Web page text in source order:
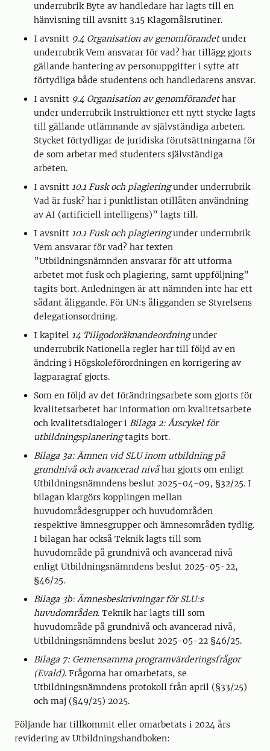
underrubrik Byte av handledare har lagts till en
hänvisning till avsnitt 3.15 Klagomålsrutiner.
I avsnitt 9.4 Organisation av genomförandetunder
underrubrik Vem ansvarar för vad? har tillägg gjorts
gällande hantering av personuppgifter i syfte att
förtydliga både studentens och handledarens ansvar.
I avsnitt 9.4 Organisation av genomförandethar
under underrubrik Instruktioner ett nytt stycke lagts
till gällande utlämnande av självständiga arbeten.
Stycket förtydligar de juridiska förutsättningarna för
de som arbetar med studenters självständiga
arbeten.
I avsnitt 10.1 Fusk och plagieringunder underrubrik
Vad är fusk? har i punktlistan otillåten användning
av AI (artificiell intelligens)” lagts till.
I avsnitt 10.1 Fusk och plagieringunder underrubrik
Vem ansvarar för vad? har texten
”Utbildningsnämnden ansvarar för att utforma
arbetet mot fusk och plagiering, samt uppföljning”
tagits bort. Anledningen är att nämnden inte har ett
sådant åliggande. För UN:s åligganden se Styrelsens
delegationsordning.
I kapitel 14 Tillgodoräknandeordningunder
underrubrik Nationella regler har till följd av en
ändring i Högskoleförordningen en korrigering av
lagparagraf gjorts.
Som en följd av det förändringsarbete som gjorts för
kvalitetsarbetet har information om kvalitetsarbete
och kvalitetsdialoger i Bilaga 2: Årscykel för
utbildningsplaneringtagits bort.
Bilaga 3a: Ämnen vid SLU inom utbildning på
grundnivå och avancerad nivåhar gjorts om enligt
Utbildningsnämndens beslut 2025-04-09, §32/25. I
bilagan klargörs kopplingen mellan
huvudområdesgrupper och huvudområden
respektive ämnesgrupper och ämnesområden tydlig.
I bilagan har också Teknik lagts till som
huvudområde på grundnivå och avancerad nivå
enligt Utbildningsnämndens beslut 2025-05-22,
§46/25.
Bilaga 3b: Ämnesbeskrivningar för SLU:s
huvudområden. Teknik har lagts till som
huvudområde på grundnivå och avancerad nivå,
Utbildningsnämndens beslut 2025-05-22 §46/25.
Bilaga 7: Gemensamma programvärderingsfrågor
(Evald). Frågorna har omarbetats, se
Utbildningsnämndens protokoll från april (§33/25)
och maj (§49/25) 2025.
Följande har tillkommit eller omarbetats i 2024 års
revidering av Utbildningshandboken: